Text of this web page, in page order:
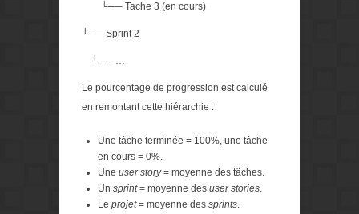
└── Tache 3 (en cours)
└── Sprint 2
└── …
Le pourcentage de progression est calculé
en remontant cette hiérarchie :
Une tâche terminée = 100%, une tâche
en cours = 0%.
Une user story= moyenne des tâches.
Un sprint= moyenne des user stories.
Le projet= moyenne des sprints.